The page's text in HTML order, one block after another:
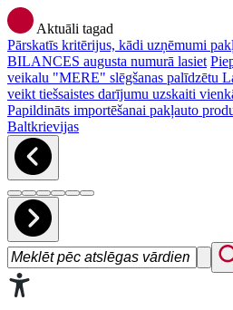
Aktuāli tagad
Pārskatīs kritērijus, kādi uzņēmumi
BILANCES augusta numurā lasiet
veikalu "MERE" slēgšanas palīdzētu
veikt tiešsaistes darījumu uzskaiti
Papildināts importēšanai pakļauto
Baltkrievijas